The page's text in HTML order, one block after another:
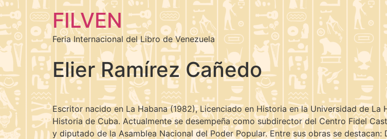
FILVEN
Feria Internacional del Libro de Venezuela
Elier Ramírez Cañedo
Escritor nacido en La Habana (1982), Licenciado en Historia en la Universidad de
Historia de Cuba. Actualmente se desempeña como subdirector del Centro Fidel
y diputado de la Asamblea Nacional del Poder Popular. Entre sus obras se